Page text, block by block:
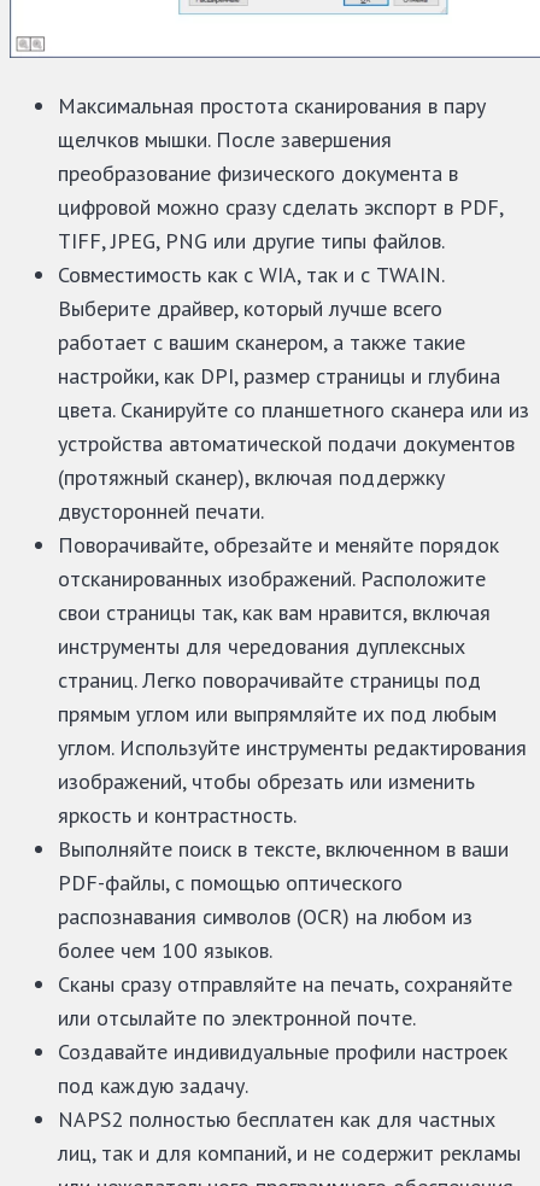
Максимальная простота сканирования в пару
щелчков мышки. После завершения
преобразование физического документа в
цифровой можно сразу сделать экспорт в PDF,
TIFF, JPEG, PNG или другие типы файлов.
Совместимость как с WIA, так и с TWAIN.
Выберите драйвер, который лучше всего
работает с вашим сканером, а также такие
настройки, как DPI, размер страницы и глубина
цвета. Сканируйте со планшетного сканера или из
устройства автоматической подачи документов
(протяжный сканер), включая поддержку
двусторонней печати.
Поворачивайте, обрезайте и меняйте порядок
отсканированных изображений. Расположите
свои страницы так, как вам нравится, включая
инструменты для чередования дуплексных
страниц. Легко поворачивайте страницы под
прямым углом или выпрямляйте их под любым
углом. Используйте инструменты редактирования
изображений, чтобы обрезать или изменить
яркость и контрастность.
Выполняйте поиск в тексте, включенном в ваши
PDF-файлы, с помощью оптического
распознавания символов (OCR) на любом из
более чем 100 языков.
Сканы сразу отправляйте на печать, сохраняйте
или отсылайте по электронной почте.
Создавайте индивидуальные профили настроек
под каждую задачу.
NAPS2 полностью бесплатен как для частных
лиц, так и для компаний, и не содержит рекламы